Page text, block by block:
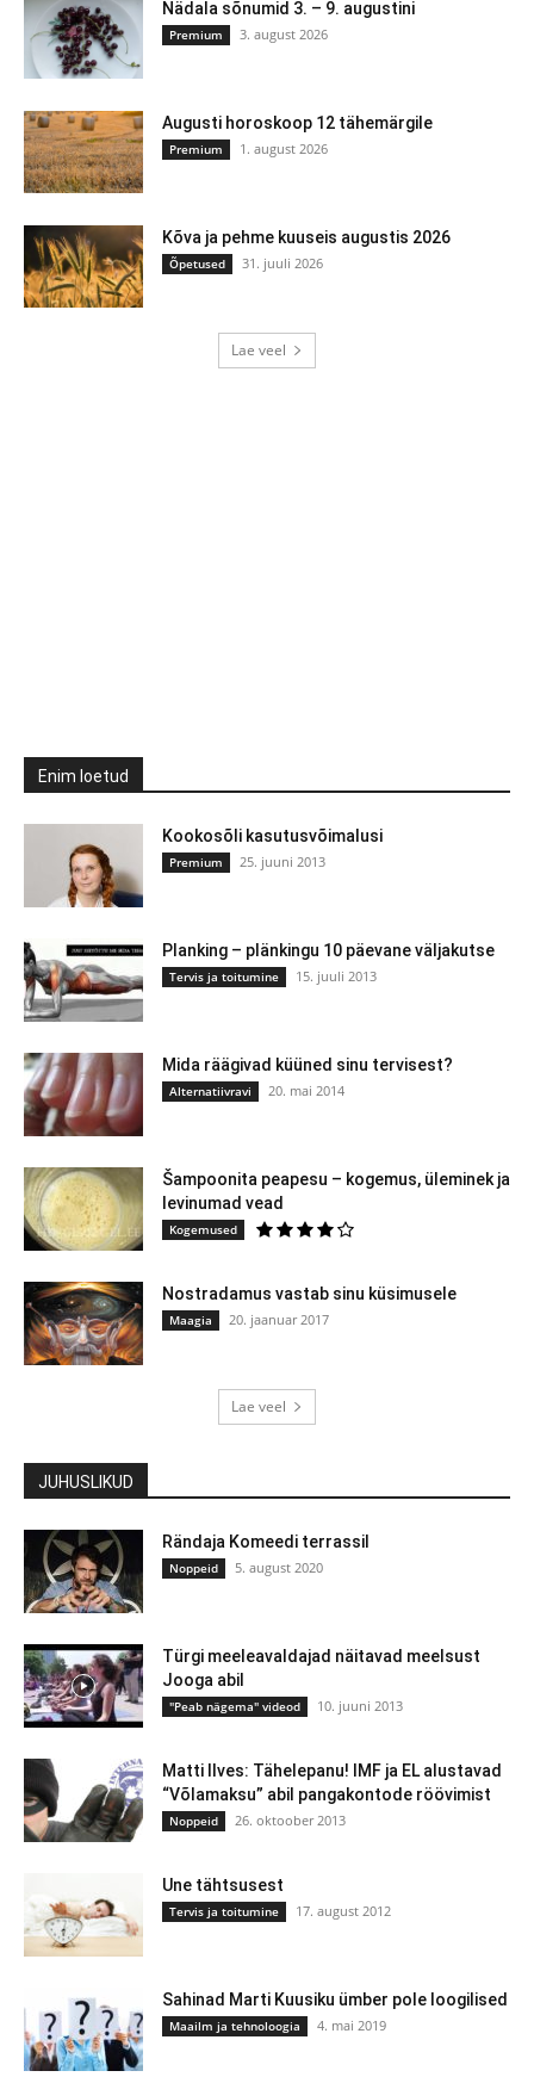
Nädala sõnumid 3. – 9. augustini
Premium 3. august 2026
Augusti horoskoop 12 tähemärgile
Premium 1. august 2026
Kõva ja pehme kuuseis augustis 2026
Õpetused 31. juuli 2026
Lae veel
Enim loetud
Kookosõli kasutusvõimalusi
Premium 25. juuni 2013
Planking – plänkingu 10 päevane väljakutse
Tervis ja toitumine 15. juuli 2013
Mida räägivad küüned sinu tervisest?
Alternatiivravi 20. mai 2014
Šampoonita peapesu – kogemus, üleminek ja
levinumad vead
Kogemused
Nostradamus vastab sinu küsimusele
Maagia 20. jaanuar 2017
Lae veel
JUHUSLIKUD
Rändaja Komeedi terrassil
Noppeid 5. august 2020
Türgi meeleavaldajad näitavad meelsust
Jooga abil
"Peab nägema" videod 10. juuni 2013
Matti Ilves: Tähelepanu! IMF ja EL alustavad
“Võlamaksu” abil pangakontode röövimist
Noppeid 26. oktoober 2013
Une tähtsusest
Tervis ja toitumine 17. august 2012
Sahinad Marti Kuusiku ümber pole loogilised
Maailm ja tehnoloogia 4. mai 2019